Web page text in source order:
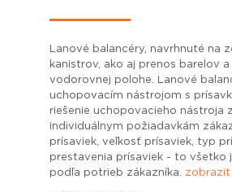
Lanové balancéry, navrhnuté na
kanistrov, ako aj prenos barelov
vodorovnej polohe. Lanové
uchopovacím nástrojom s
riešenie uchopovacieho nástroja
individuálnym požiadavkám
prísaviek, veľkosť prísaviek, typ
prestavenia prísaviek - to všetko
podľa potrieb zákazníka. zobrazit